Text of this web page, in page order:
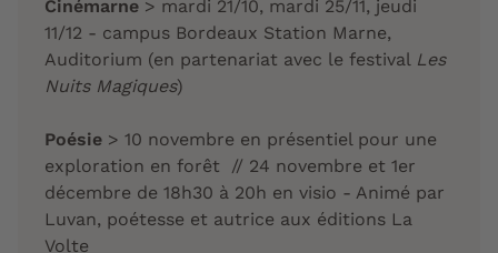
Cinémarne > mardi 21/10, mardi 25/11, jeudi
11/12 - campus Bordeaux Station Marne,
Auditorium (en partenariat avec le festival Les
Nuits Magiques)
Poésie > 10 novembre en présentiel pour une
exploration en forêt // 24 novembre et 1er
décembre de 18h30 à 20h en visio - Animé par
Luvan, poétesse et autrice aux éditions La
Volte